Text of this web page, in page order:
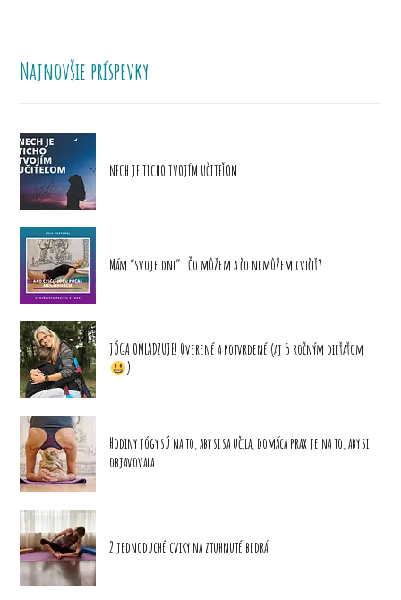
Najnovšie príspevky
NECH JE TICHO TVOJÍM UČITEĽOM...
Mám “svoje dni”. Čo môžem a čo nemôžem cvičiť?
JÓGA OMLADZUJE! Overené a potvrdené (aj 5 ročným dieťaťom
).
Hodiny jógy sú na to, aby si sa učila, domáca prax je na to, aby si
objavovala
2 jednoduché cviky na ztuhnuté bedrá